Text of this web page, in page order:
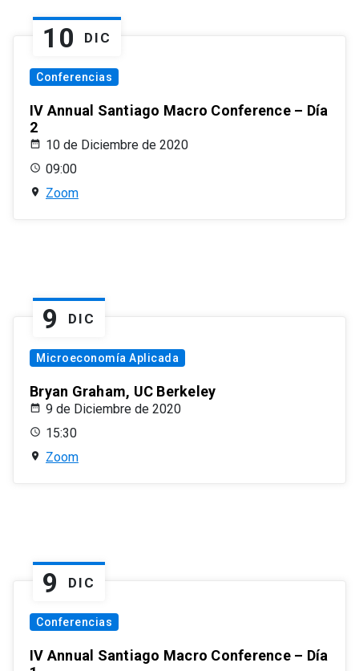
10 DIC
Conferencias
IV Annual Santiago Macro Conference – Día
2
10 de Diciembre de 2020
09:00
Zoom
9 DIC
Microeconomía Aplicada
Bryan Graham, UC Berkeley
9 de Diciembre de 2020
15:30
Zoom
9 DIC
Conferencias
IV Annual Santiago Macro Conference – Día